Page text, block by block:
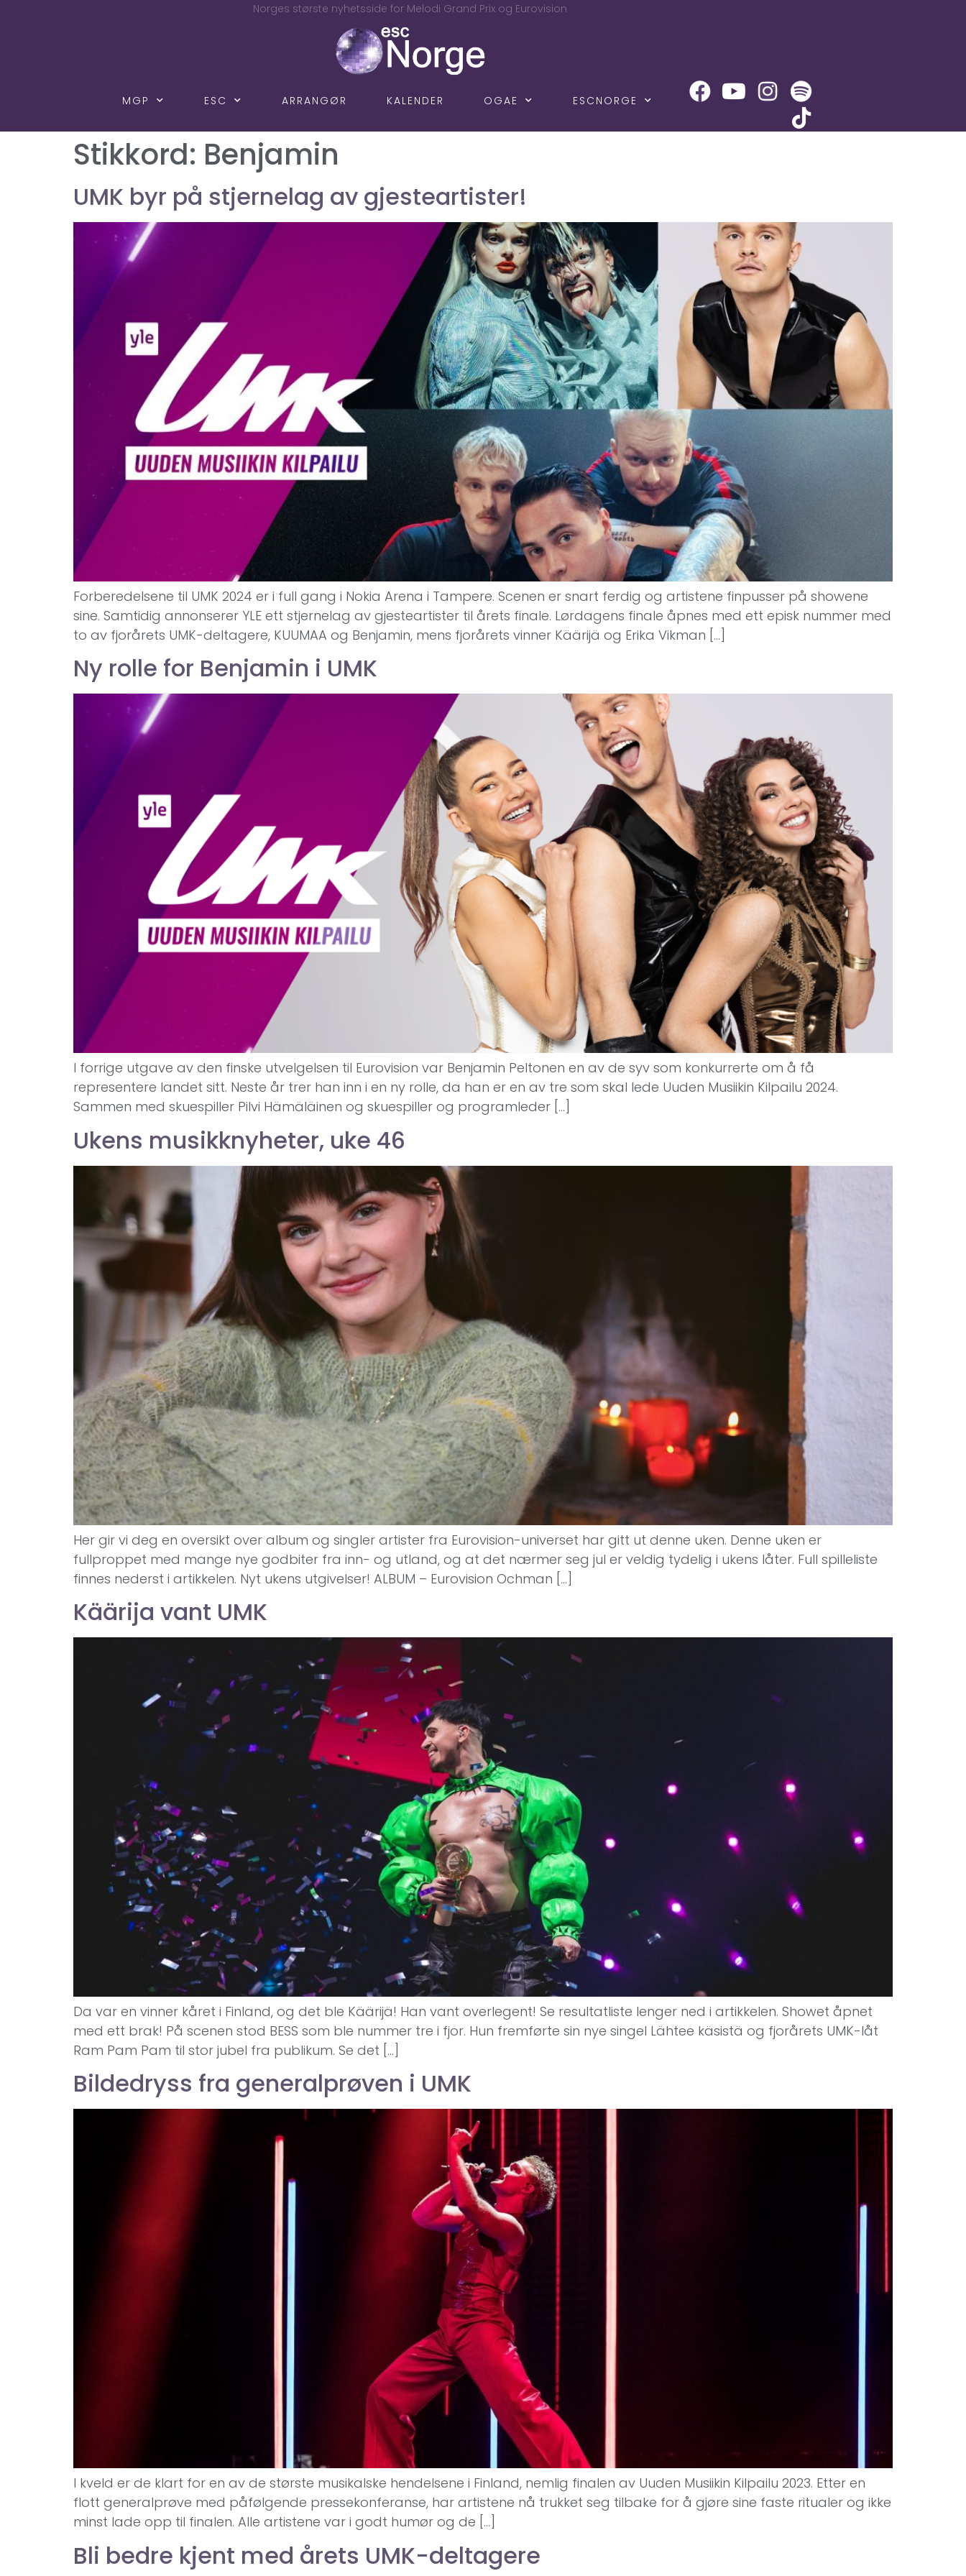
Norges største nyhetsside for Melodi Grand Prix og Eurovision
MGP ESC ARRANGØR KALENDER OGAE ESCNORGE
Stikkord: Benjamin
UMK byr på stjernelag av gjesteartister!
Forberedelsene til UMK 2024 er i full gang i Nokia Arena i Tampere. Scenen er snart ferdig og artistene finpusser på showene
sine. Samtidig annonserer YLE ett stjernelag av gjesteartister til årets finale. Lørdagens finale åpnes med ett episk nummer med
to av fjorårets UMK-deltagere, KUUMAA og Benjamin, mens fjorårets vinner Käärijä og Erika Vikman […]
Ny rolle for Benjamin i UMK
I forrige utgave av den finske utvelgelsen til Eurovision var Benjamin Peltonen en av de syv som konkurrerte om å få
representere landet sitt. Neste år trer han inn i en ny rolle, da han er en av tre som skal lede Uuden Musiikin Kilpailu 2024.
Sammen med skuespiller Pilvi Hämäläinen og skuespiller og programleder […]
Ukens musikknyheter, uke 46
Her gir vi deg en oversikt over album og singler artister fra Eurovision-universet har gitt ut denne uken. Denne uken er
fullproppet med mange nye godbiter fra inn- og utland, og at det nærmer seg jul er veldig tydelig i ukens låter. Full spilleliste
finnes nederst i artikkelen. Nyt ukens utgivelser! ALBUM – Eurovision Ochman […]
Käärija vant UMK
Da var en vinner kåret i Finland, og det ble Käärijä! Han vant overlegent! Se resultatliste lenger ned i artikkelen. Showet åpnet
med ett brak! På scenen stod BESS som ble nummer tre i fjor. Hun fremførte sin nye singel Lähtee käsistä og fjorårets UMK-låt
Ram Pam Pam til stor jubel fra publikum. Se det […]
Bildedryss fra generalprøven i UMK
I kveld er de klart for en av de største musikalske hendelsene i Finland, nemlig finalen av Uuden Musiikin Kilpailu 2023. Etter en
flott generalprøve med påfølgende pressekonferanse, har artistene nå trukket seg tilbake for å gjøre sine faste ritualer og ikke
minst lade opp til finalen. Alle artistene var i godt humør og de […]
Bli bedre kjent med årets UMK-deltagere